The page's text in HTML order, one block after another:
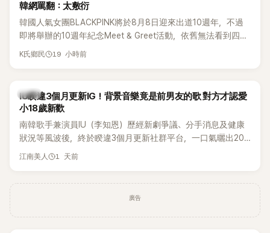
韓網罵翻：太敷衍
韓國人氣女團BLACKPINK將於8月8日迎來出道10週年，不過
即將舉辦的10週年紀念Meet & Greet活動，依舊無法看到四人
合體。根據韓媒《MyDaily》7日報導，當天將由Jisoo（智秀）、
K氏鄉民 19 小時前
韓星
IU睽違3個月更新IG！背景音樂竟是前男友的歌 對方才認愛
小18歲新歡
南韓歌手兼演員IU（李知恩）歷經新劇爭議、分手消息及健康
狀況等風波後，終於睽違3個月更新社群平台，一口氣曬出20
張近況照，讓大批粉絲又驚又喜。不過，比起照片本身，更引
江南美人 1 天前
廣告